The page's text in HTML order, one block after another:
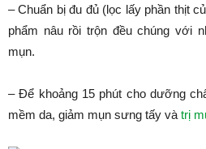
– Chuẩn bị đu đủ (lọc lấy phần thịt
phẩm nâu rồi trộn đều chúng với
mụn.
– Để khoảng 15 phút cho dưỡng
mềm da, giảm mụn sưng tấy và trị